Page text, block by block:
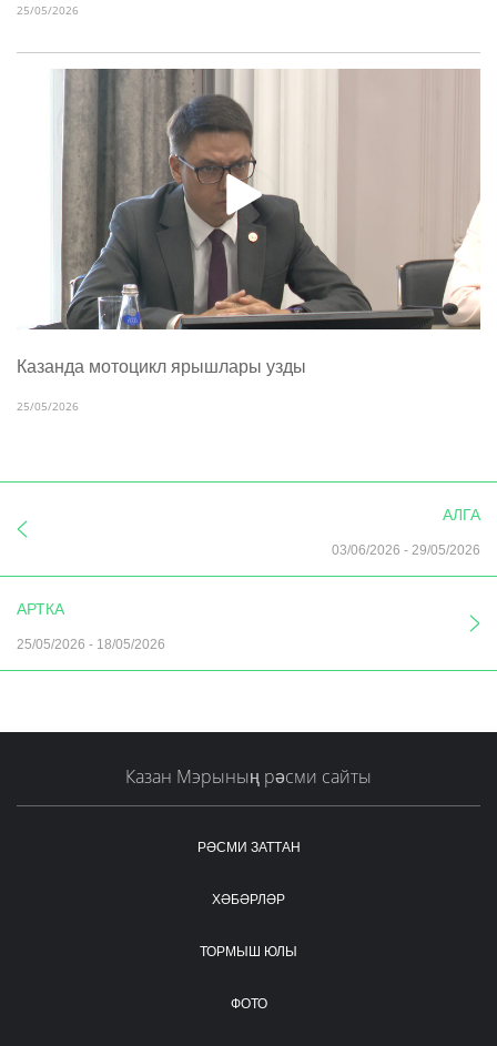
25/05/2026
Казанда мотоцикл ярышлары узды
25/05/2026
АЛГА
03/06/2026 - 29/05/2026
АРТКА
25/05/2026 - 18/05/2026
Казан Мэрының рәсми сайты
РӘСМИ ЗАТТАН
ХӘБӘРЛӘР
ТОРМЫШ ЮЛЫ
ФОТО